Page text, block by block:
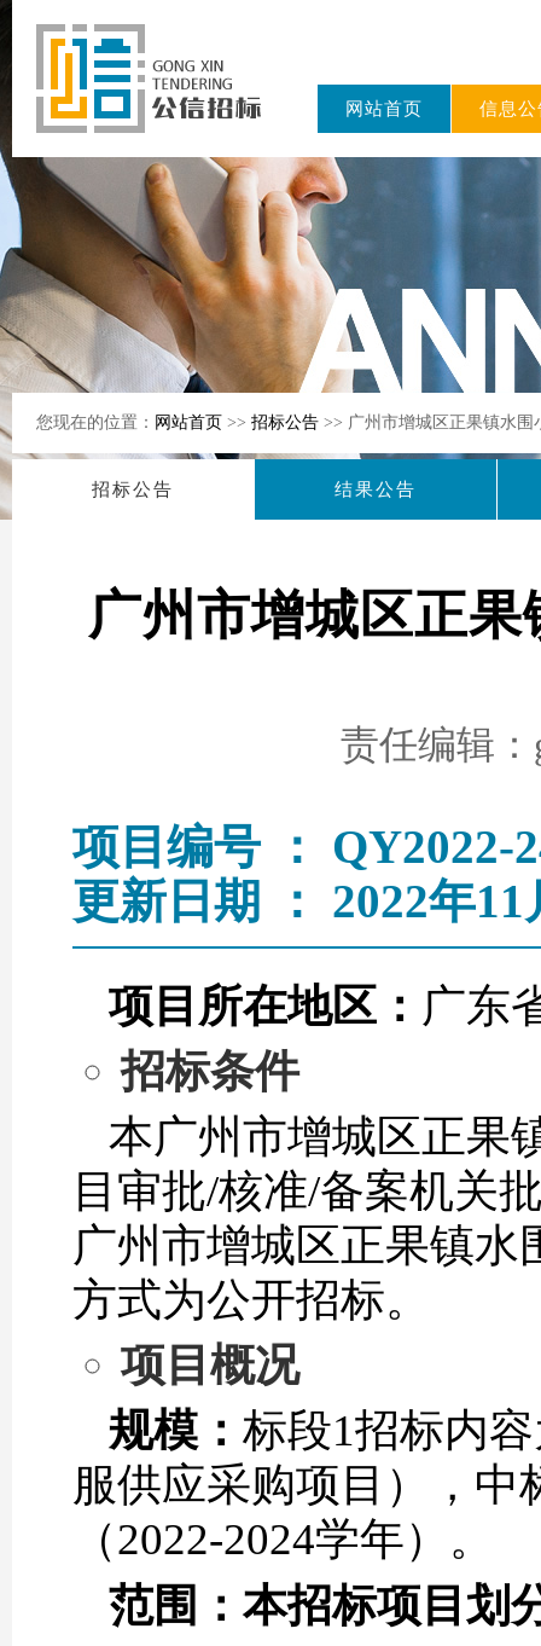
东公信招标
有限公司
网站首页 信息公
您现在的位置： 网站首页 >> 招标公告 >> 广州市增城区正果镇水
招标公告 结果公告
广州市增城区正
责任编辑
项目编号 ： QY2022-
更新日期 ： 2022年11
项目所在地区： 广东
招标条件
本广州市增城区正果
目审批/核准/备案机关
广州市增城区正果镇
方式为公开招标。
项目概况
规模： 标段1招标内
服供应采购项目），
（2022-2024学年）。
范围：本招标项目划